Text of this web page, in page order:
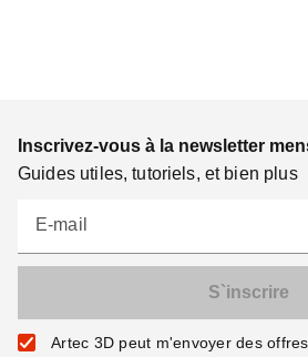
Inscrivez-vous à la newsletter
Guides utiles, tutoriels, et bien plus
E-mail
Artec 3D peut m'envoyer des